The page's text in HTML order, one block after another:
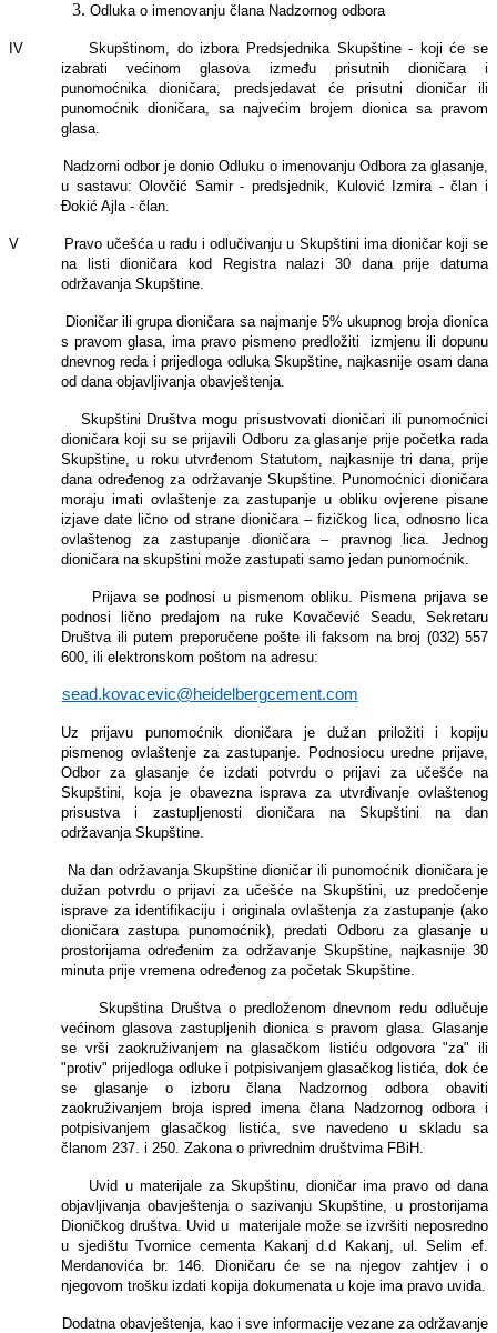
Odluka o imenovanju člana Nadzornog odbora
IV Skupštinom, do izbora Predsjednika Skupštine - koji će se
izabrati većinom glasova između prisutnih dioničara i
punomoćnika dioničara, predsjedavat će prisutni dioničar ili
punomoćnik dioničara, sa najvećim brojem dionica sa pravom
glasa.
Nadzorni odbor je donio Odluku o imenovanju Odbora za glasanje,
u sastavu: Olovčić Samir - predsjednik, Kulović Izmira - član i
Đokić Ajla - član.
V Pravo učešća u radu i odlučivanju u Skupštini ima dioničar koji se
na listi dioničara kod Registra nalazi 30 dana prije datuma
održavanja Skupštine.
Dioničar ili grupa dioničara sa najmanje 5% ukupnog broja dionica
s pravom glasa, ima pravo pismeno predložiti izmjenu ili dopunu
dnevnog reda i prijedloga odluka Skupštine, najkasnije osam dana
od dana objavljivanja obavještenja.
Skupštini Društva mogu prisustvovati dioničari ili punomoćnici
dioničara koji su se prijavili Odboru za glasanje prije početka rada
Skupštine, u roku utvrđenom Statutom, najkasnije tri dana, prije
dana određenog za održavanje Skupštine. Punomoćnici dioničara
moraju imati ovlaštenje za zastupanje u obliku ovjerene pisane
izjave date lično od strane dioničara – fizičkog lica, odnosno lica
ovlaštenog za zastupanje dioničara – pravnog lica. Jednog
dioničara na skupštini može zastupati samo jedan punomoćnik.
Prijava se podnosi u pismenom obliku. Pismena prijava se
podnosi lično predajom na ruke Kovačević Seadu, Sekretaru
Društva ili putem preporučene pošte ili faksom na broj (032) 557
600, ili elektronskom poštom na adresu:
sead.kovacevic@heidelbergcement.com
Uz prijavu punomoćnik dioničara je dužan priložiti i kopiju
pismenog ovlaštenje za zastupanje. Podnosiocu uredne prijave,
Odbor za glasanje će izdati potvrdu o prijavi za učešće na
Skupštini, koja je obavezna isprava za utvrđivanje ovlaštenog
prisustva i zastupljenosti dioničara na Skupštini na dan
održavanja Skupštine.
Na dan održavanja Skupštine dioničar ili punomoćnik dioničara je
dužan potvrdu o prijavi za učešće na Skupštini, uz predočenje
isprave za identifikaciju i originala ovlaštenja za zastupanje (ako
dioničara zastupa punomoćnik), predati Odboru za glasanje u
prostorijama određenim za održavanje Skupštine, najkasnije 30
minuta prije vremena određenog za početak Skupštine.
Skupština Društva o predloženom dnevnom redu odlučuje
većinom glasova zastupljenih dionica s pravom glasa. Glasanje
se vrši zaokruživanjem na glasačkom listiću odgovora "za" ili
"protiv" prijedloga odluke i potpisivanjem glasačkog listića, dok će
se glasanje o izboru člana Nadzornog odbora obaviti
zaokruživanjem broja ispred imena člana Nadzornog odbora i
potpisivanjem glasačkog listića, sve navedeno u skladu sa
članom 237. i 250. Zakona o privrednim društvima FBiH.
Uvid u materijale za Skupštinu, dioničar ima pravo od dana
objavljivanja obavještenja o sazivanju Skupštine, u prostorijama
Dioničkog društva. Uvid u materijale može se izvršiti neposredno
u sjedištu Tvornice cementa Kakanj d.d Kakanj, ul. Selim ef.
Merdanovića br. 146. Dioničaru će se na njegov zahtjev i o
njegovom trošku izdati kopija dokumenata u koje ima pravo uvida.
Dodatna obavještenja, kao i sve informacije vezane za održavanje